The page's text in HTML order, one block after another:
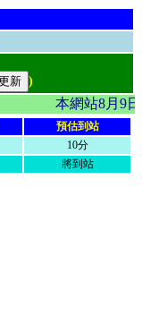
)
本網站8月9
預估到站
10分
將到站